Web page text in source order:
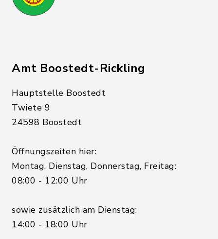
Amt Boostedt-Rickling
Hauptstelle Boostedt
Twiete 9
24598 Boostedt
Öffnungszeiten hier:
Montag, Dienstag, Donnerstag, Freitag:
08:00 - 12:00 Uhr
sowie zusätzlich am Dienstag:
14:00 - 18:00 Uhr